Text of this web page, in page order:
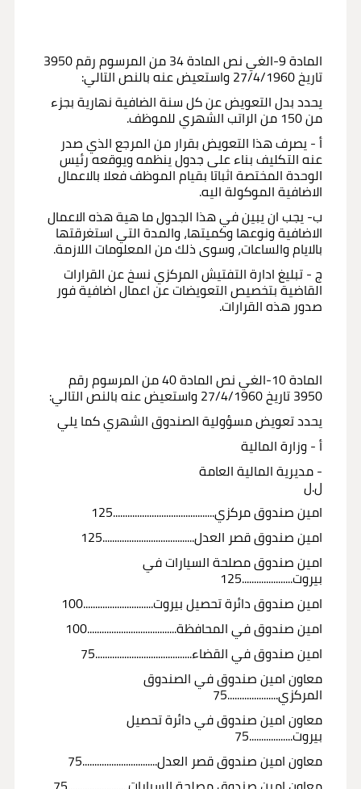
تاريخ 27/4/1960 واستعيض عنه بالنص التالي:
يحدد بدل التعويض عن كل سنة الضافية نهارية بجزء
من 150 من الراتب الشهري للموظف.
أ - يصرف هذا التعويض بقرار من المرجع الذي صدر
عنه التكليف بناء على جدول ينظمه ويوقعه رئيس
الوحدة المختصة اثباتا بقيام الموظف فعلا بالاعمال
الاضافية الموكولة اليه.
ب- يجب ان يبين في هذا الجدول ما هية هذه الاعمال
الاضافية ونوعها وكميتها، والمدة التي استغرقتها
بالايام والساعات، وسوى ذلك من المعلومات اللازمة.
ج - تبليغ ادارة التفتيش المركزي نسخ عن القرارات
القاضية بتخصيص التعويضات عن اعمال اضافية فور
صدور هذه القرارات.
المادة 10-الغي نص المادة 40 من المرسوم رقم
3950 تاريخ 27/4/1960 واستعيض عنه بالنص التالي:
يحدد تعويض مسؤولية الصندوق الشهري كما يلي
أ - وزارة المالية
- مديرية المالية العامة
ل.ل
امين صندوق مركزي..........................................125
امين صندوق قصر العدل......................................125
امين صندوق مصلحة السيارات في
بيروت.....................125
امين صندوق دائرة تحصيل بيروت.............................100
امين صندوق في المحافظة.....................................100
امين صندوق في القضاء........................................75
معاون امين صندوق في الصندوق
المركزي.....................75
معاون امين صندوق في دائرة تحصيل
بيروت..................75
معاون امين صندوق قصر العدل...............................75